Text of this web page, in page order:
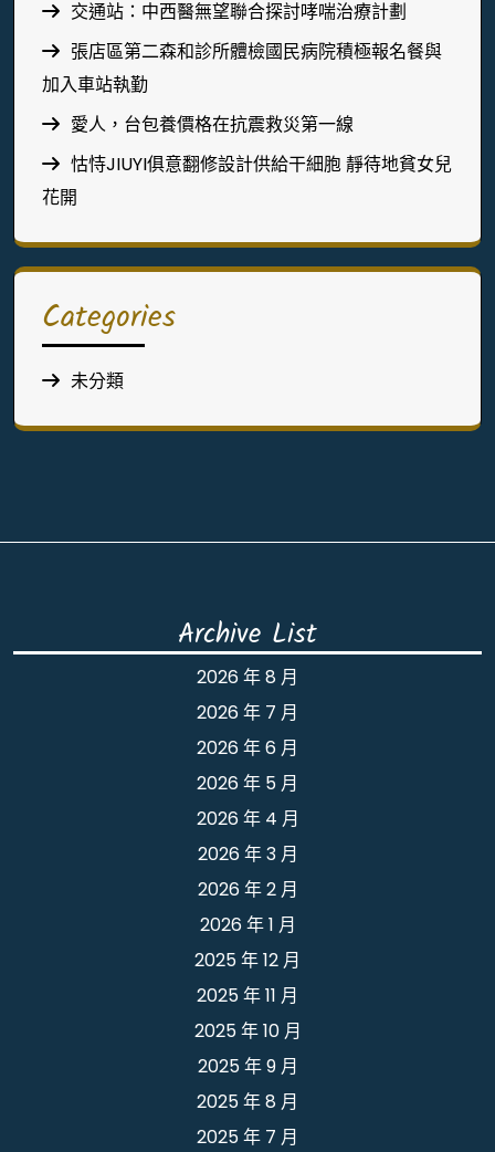
交通站：中西醫無望聯合探討哮喘治療計劃
張店區第二森和診所體檢國民病院積極報名餐與
加入車站執勤
愛人，台包養價格在抗震救災第一線
怙恃JIUYI俱意翻修設計供給干細胞 靜待地貧女兒
花開
Categories
未分類
Archive List
2026 年 8 月
2026 年 7 月
2026 年 6 月
2026 年 5 月
2026 年 4 月
2026 年 3 月
2026 年 2 月
2026 年 1 月
2025 年 12 月
2025 年 11 月
2025 年 10 月
2025 年 9 月
2025 年 8 月
2025 年 7 月